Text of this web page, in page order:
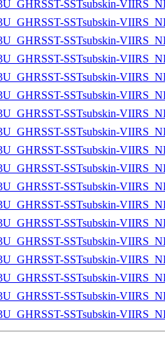
SSTsubskin-
SSTsubskin-
SSTsubskin-
SSTsubskin-
SSTsubskin-
SSTsubskin-
SSTsubskin-
SSTsubskin-
SSTsubskin-
SSTsubskin-
SSTsubskin-
SSTsubskin-
SSTsubskin-
SSTsubskin-
SSTsubskin-
SSTsubskin-
SSTsubskin-
SSTsubskin-